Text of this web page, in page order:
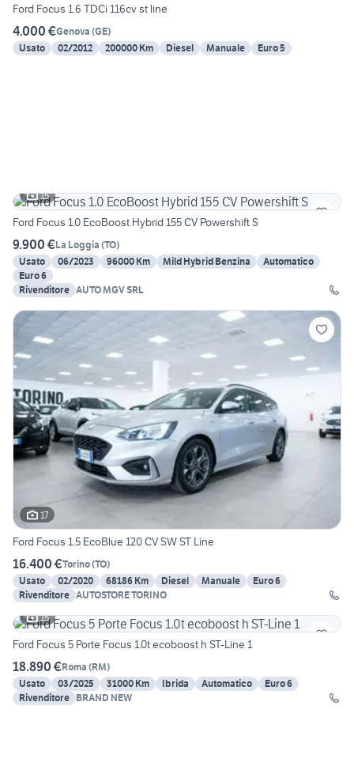
Ford Focus 1.6 TDCi 116cv st line
4.000 €Genova (GE)
Usato
02/2012 200000 Km Diesel Manuale Euro 5
15
Ford Focus 1.0 EcoBoost Hybrid 155 CV Powershift S
9.900 €La Loggia (TO)
Usato
06/2023 96000 Km Mild Hybrid Benzina
Automatico
Euro 6
Rivenditore AUTO MGV SRL
17
Ford Focus 1.5 EcoBlue 120 CV SW ST Line
16.400 €Torino(TO)
Usato
02/2020 68186 Km Diesel Manuale
Euro 6
Rivenditore AUTOSTORE TORINO
15
Ford Focus 5 Porte Focus 1.0t ecoboost h ST-Line 1
18.890 €Roma (RM)
Usato
03/2025 31000 Km Ibrida Automatico
Euro 6
Rivenditore BRAND NEW